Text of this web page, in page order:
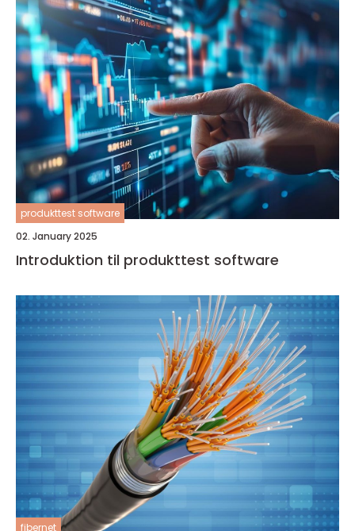
produkttest software
02. January 2025
Introduktion til produkttest software
fibernet